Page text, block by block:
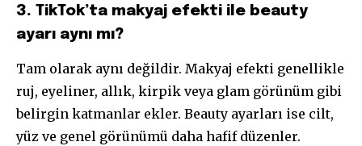
3. TikTok’ta makyaj efekti ile beauty
ayarı aynı mı?
Tam olarak aynı değildir. Makyaj efekti genellikle
ruj, eyeliner, allık, kirpik veya glam görünüm gibi
belirgin katmanlar ekler. Beauty ayarları ise cilt,
yüz ve genel görünümü daha hafif düzenler.